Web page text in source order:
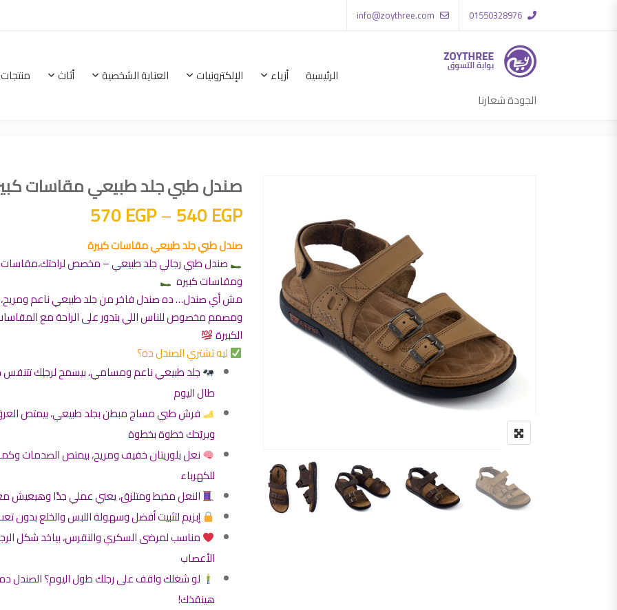
01550328976
info@zoythree.com
الجودة شعارنا
الرئيسية أزياء الإلكترونيات العناية الشخصية أثاث
صندل طبي جلد طبيعي مقاسات
540EGP
–
570EGP
صندل طبي جلد طبيعي مقاسات كبيرة
صندل طبي رجالي جلد طبيعي – مخصص لراحتك،مقاسات
ومقاسات كبيره
مش أي صندل… ده صندل فاخر من جلد طبيعي ناعم ومريح،
ومصمم مخصوص للناس اللي بتدور على الراحة مع
الكبيرة
ليه تشتري الصندل ده؟
جلد طبيعي ناعم ومسامي، بيسمح لرجلِك
طال اليوم
فرش طبي مساج مبطن بجلد طبيعي، بيمتص
ويريّحك خطوة بخطوة
نعل بلوريتان خفيف ومريح، بيمتص الصدمات
للكهرباء
النعل مخيط ومتلزق، يعني عملي جدًا وهيعيش
إبزيم لتثبيت أفضل وسهولة اللبس والخلع بدون
مناسب لمرضى السكري والنقرس، بياخد شكل
الأعصاب
لو شغلك واقف على رجلك طول اليوم؟ الصندل ده
هينقذك!